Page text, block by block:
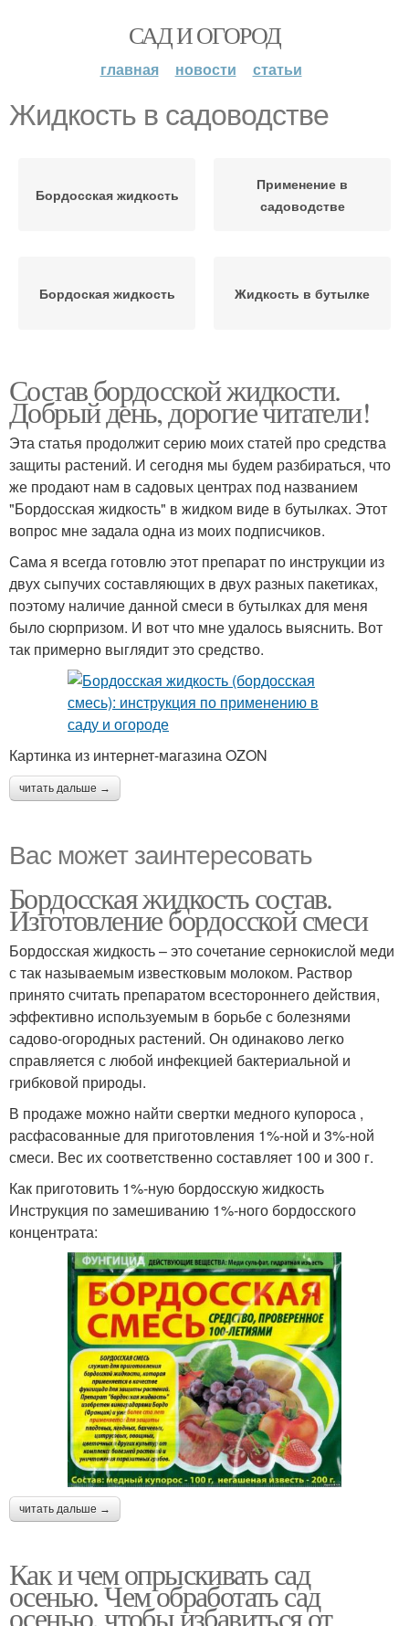
САД И ОГОРОД
главная новости статьи
Жидкость в садоводстве
Бордосская жидкость
Применение в
садоводстве
Бордоская жидкость Жидкость в бутылке
Состав бордосской жидкости.
Добрый день, дорогие читатели!
Эта статья продолжит серию моих статей про средства
защиты растений. И сегодня мы будем разбираться, что
же продают нам в садовых центрах под названием
"Бордосская жидкость" в жидком виде в бутылках. Этот
вопрос мне задала одна из моих подписчиков.
Сама я всегда готовлю этот препарат по инструкции из
двух сыпучих составляющих в двух разных пакетиках,
поэтому наличие данной смеси в бутылках для меня
было сюрпризом. И вот что мне удалось выяснить. Вот
так примерно выглядит это средство.
Картинка из интернет-магазина OZON
читать дальше →
Вас может заинтересовать
Бордосская жидкость состав.
Изготовление бордосской смеси
Бордосская жидкость – это сочетание сернокислой меди
с так называемым известковым молоком. Раствор
принято считать препаратом всестороннего действия,
эффективно используемым в борьбе с болезнями
садово-огородных растений. Он одинаково легко
справляется с любой инфекцией бактериальной и
грибковой природы.
В продаже можно найти свертки медного купороса ,
расфасованные для приготовления 1%-ной и 3%-ной
смеси. Вес их соответственно составляет 100 и 300 г.
Как приготовить 1%-ную бордосскую жидкость
Инструкция по замешиванию 1%-ного бордосского
концентрата:
читать дальше →
Как и чем опрыскивать сад
осенью. Чем обработать сад
осенью, чтобы избавиться от